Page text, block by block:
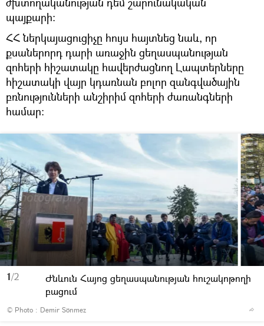
պայքարի:
ՀՀ ներկայացուցիչը հույս հայտնեց նաև, որ
քսաներորդ դարի առաջին ցեղասպանության
զոհերի հիշատակը հավերժացնող Լապտերները
հիշատակի վայր կդառնան բոլոր զանգվածային
բռնությունների անշիրիմ զոհերի ժառանգների
համար:
1/2
© Photo : Demir Sönmez
Ժնևուն Հայոց ցեղասպանության հուշակոթողի
բացում